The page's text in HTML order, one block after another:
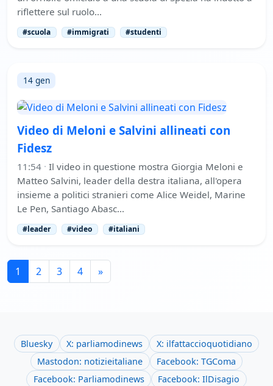
riflettere sul ruolo…
#scuola #immigrati #studenti
14 gen
Video di Meloni e Salvini allineati con
Fidesz
11:54 · Il video in questione mostra Giorgia Meloni e
Matteo Salvini, leader della destra italiana, all'opera
insieme a politici stranieri come Alice Weidel, Marine
Le Pen, Santiago Abasc…
#leader #video #italiani
1 2 3 4 »
Bluesky X: parliamodinews
X: ilfattaccioquotidiano
Mastodon: notizieitaliane
Facebook: TGComa
Facebook: Parliamodinews
Facebook: IlDisagio